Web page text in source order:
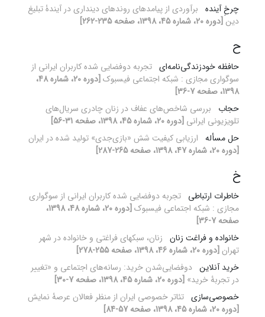
چرخِ آینده برآوردی از پیامدهای روندهای دینداری در آیندۀ تبلیغ
دین [دوره 20، شماره 45، 1398، صفحه 235-262]
ح
حافظه خودزندگی‌نامه‌ای تجربه دوفضایی شده کاربران ایرانی از
سوگواری مجازی : شبکه اجتماعی فیسبوک
[دوره 20، شماره 48،
1398، صفحه 7-36]
حجاب
بررسی شاخص‌های عفاف در زنان چادری سریال‌های
تلویزیونی ایرانی [دوره 20، شماره 45، 1398، صفحه 31-56]
حل مسأله ارزیابی کیفیت شش «بازی‌جدی» تولید شده در ایران
[دوره 20، شماره 47، 1398، صفحه 265-287]
خ
خاطرات ارتباطی تجربه دوفضایی شده کاربران ایرانی از سوگواری
مجازی : شبکه اجتماعی فیسبوک
[دوره 20، شماره 48، 1398،
صفحه 7-36]
خانواده و فراغت زنان زنان، سبکهای فراغتی و خانواده در شهر
تهران [دوره 20، شماره 46، 1398، صفحه 255-278]
خرید آنلاین دوفضایی‌شدن خرید: رسانه‌های اجتماعی و «تغییر
در تجربۀ خرید» [دوره 20، شماره 45، 1398، صفحه 7-30]
خصوصی‌سازی تئاتر خصوصی ایران از منظر فعالان عرصۀ نمایش
[دوره 20، شماره 45، 1398، صفحه 57-84]